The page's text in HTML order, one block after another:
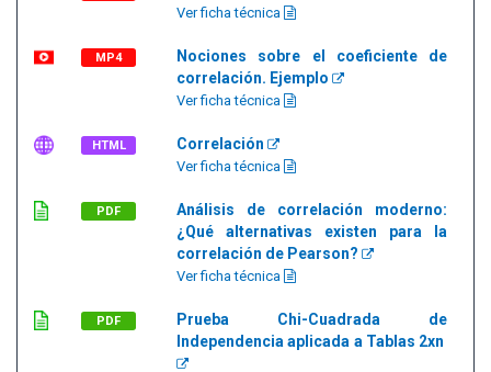
Ver ficha técnica
MP4
Nociones sobre el coeficiente de
correlación. Ejemplo
Ver ficha técnica
HTML Correlación
Ver ficha técnica
PDF
Análisis de correlación moderno:
¿Qué alternativas existen para la
correlación de Pearson?
Ver ficha técnica
PDF
Prueba Chi-Cuadrada de
Independencia aplicada a Tablas 2xn